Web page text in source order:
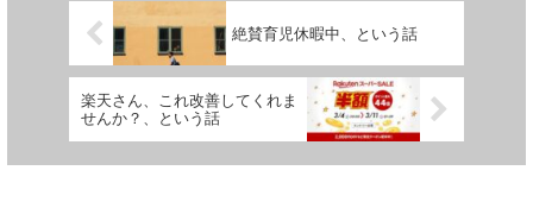
絶賛育児休暇中、という話
楽天さん、これ改善してくれま
せんか？、という話